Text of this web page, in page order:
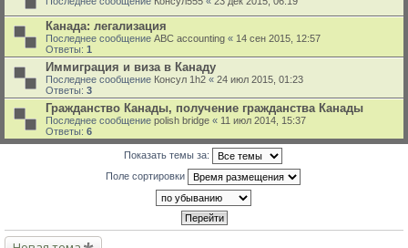
Канада: легализация
Последнее сообщение ABC accounting « 14 сен 2015, 12:57
Ответы: 1
Иммиграция и виза в Канаду
Последнее сообщение Консyл 1h2 « 24 июл 2015, 01:23
Ответы: 3
Гражданство Канады, получение гражданства Канады
Последнее сообщение polish bridge « 11 июл 2014, 15:37
Ответы: 6
Показать темы за:
Поле сортировки